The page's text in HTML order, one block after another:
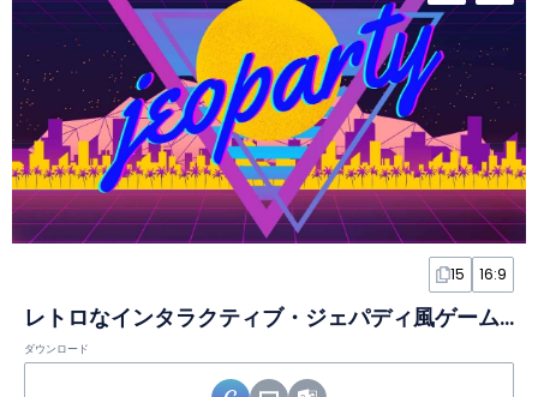
15 16:9
レトロなインタラクティブ・ジェパディ風ゲームスライド
ダウンロード